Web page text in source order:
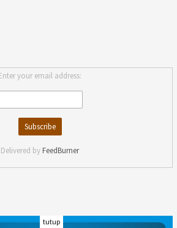
your email address:
Delivered by FeedBurner
tutup